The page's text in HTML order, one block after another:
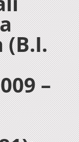
(B.I.
–